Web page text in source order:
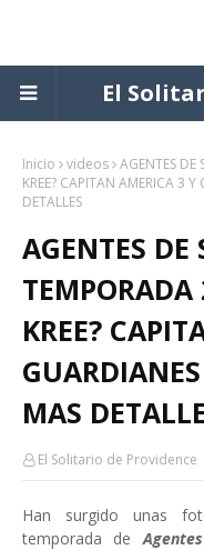
El
Inicio videos AGENTES DE
KREE? CAPITAN AMERICA 3
DETALLES
AGENTES DE
TEMPORADA
KREE?
MAS
El Solitario de Providence
Han surgido unas
temporada de